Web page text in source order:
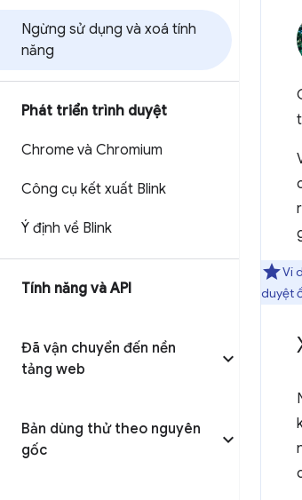
Ngừng sử dụng và xoá tính
năng
Phát triển trình duyệt
Chrome và Chromium
Công cụ kết xuất Blink
Ý định về Blink
Tính năng và API
Đã vận chuyển đến nền
tảng web
Bản dùng thử theo nguyên
gốc
Ví
duyệt